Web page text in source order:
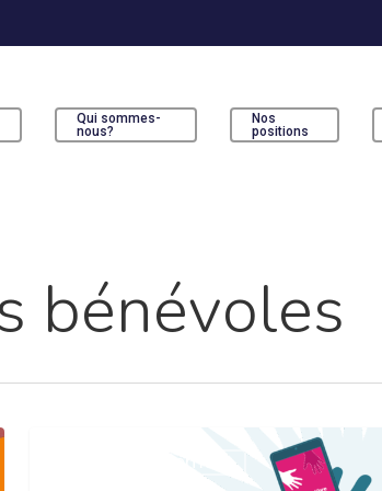
fermer
Qui sommes-
nous?
Nos
positions
bénévoles